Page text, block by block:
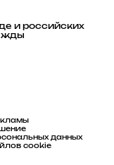
и российских
данных
cookie